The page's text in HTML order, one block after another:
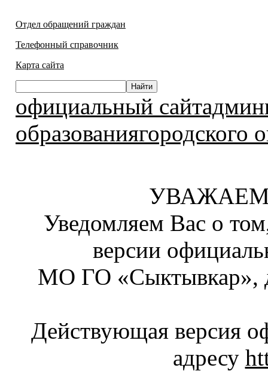
Отдел обращений граждан
Телефонный справочник
Карта сайта
официальный
образованиягородского
Уведомляем Вас о
версии
МО ГО «Сыктывкар»,
Действующая версия
адресу